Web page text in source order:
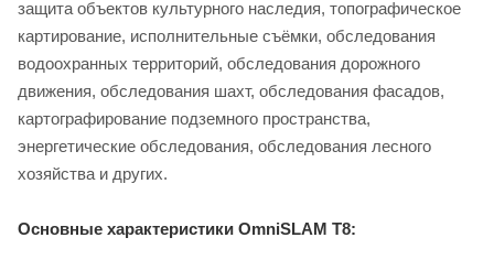
защита объектов культурного наследия, топографическое
картирование, исполнительные съёмки, обследования
водоохранных территорий, обследования дорожного
движения, обследования шахт, обследования фасадов,
картографирование подземного пространства,
энергетические обследования, обследования лесного
хозяйства и других.
Основные характеристики OmniSLAM T8: